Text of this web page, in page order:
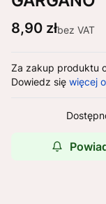
Cena
8,90 złbez VAT
Za zakup produktu
Dowiedz się więcej